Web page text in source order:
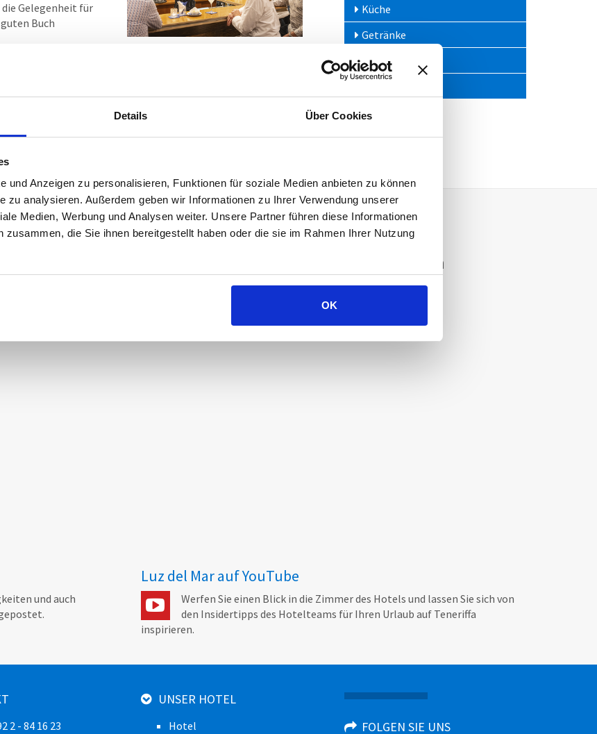
Details Über Cookies
und Anzeigen zu personalisieren, Funktionen für soziale Medien anbieten zu können
zu analysieren. Außerdem geben wir Informationen zu Ihrer Verwendung unserer
Medien, Werbung und Analysen weiter. Unsere Partner führen diese Informationen
zusammen, die Sie ihnen bereitgestellt haben oder die sie im Rahmen Ihrer Nutzung
OK
Gelegenheit für
Buch
Getränkekarte und freuen sich auf Ihren nächsten
Küche
Getränke
Events
Die Zimmer im Luz del Mar
Luz del Mar können Sie auch bei YouTube ansehen und mit Ihren
und auch
Luz del Mar auf YouTube
Werfen Sie einen Blick in die Zimmer des Hotels und lassen Sie sich von
den Insidertipps des Hotelteams für Ihren Urlaub auf Teneriffa
inspirieren.
2 - 84 16 23
UNSER HOTEL
Hotel FOLGEN SIE UNS